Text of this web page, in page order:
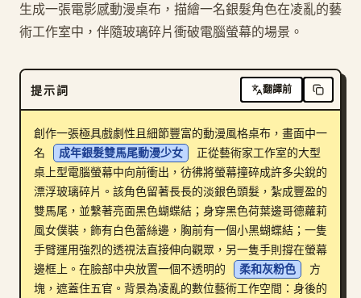
定價
下載
部落格
更新
生成一張電影感動漫桌布，描繪一名銀髮角色在凌亂的藝
術工作室中，伴隨玻璃碎片衝破電腦螢幕的場景。
提示詞 翻譯前
創作一張極具戲劇性且細節豐富的動漫風格桌布，畫面中一
名
成年銀髮雙馬尾動漫少女
正從藝術家工作室的大型
桌上型電腦螢幕中向前衝出，彷彿將螢幕撞碎成許多尖銳的
漂浮玻璃碎片。該角色留著長長的淡銀色頭髮，紮成豐盈的
雙馬尾，並繫著亮面黑色蝴蝶結；身穿黑色荷葉邊哥德蘿莉
風女僕裝，飾有白色蕾絲邊，胸前有一個小黑蝴蝶結；一隻
手臂運用強烈的透視法直接伸向觀眾，另一隻手則撐在螢幕
邊框上。在臉部中央放置一個不透明的
柔和灰粉色
方
塊，遮蓋住五官。背景為凌亂的數位藝術工作空間：身後的